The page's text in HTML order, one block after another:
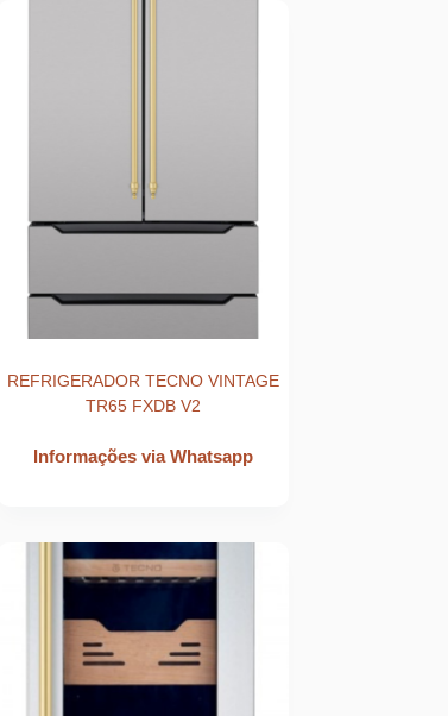
REFRIGERADOR TECNO VINTAGE
TR65 FXDB V2
Informações via Whatsapp